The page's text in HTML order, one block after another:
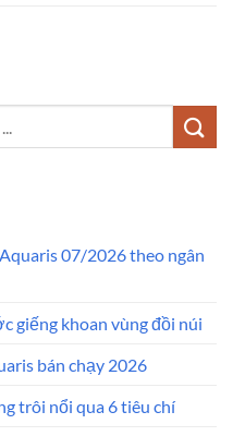
07/2026 theo ngân
giếng khoan vùng đồi núi
bán chạy 2026
trôi nổi qua 6 tiêu chí